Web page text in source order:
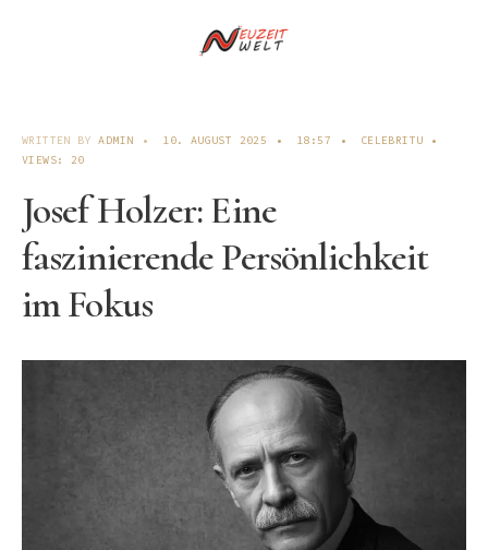
WRITTEN BYADMIN • 10. AUGUST 2025 • 18:57 • CELEBRITU
•
VIEWS: 20
Josef Holzer: Eine
faszinierende Persönlichkeit
im Fokus